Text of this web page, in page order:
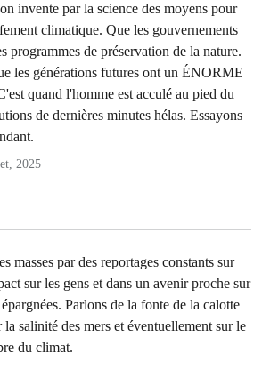
invente par la science des moyens pour
climatique. Que les gouvernements
programmes de préservation de la nature.
les générations futures ont un ÉNORME
quand l'homme est acculé au pied du
de dernières minutes hélas. Essayons
2025
masses par des reportages constants sur
sur les gens et dans un avenir proche sur
Parlons de la fonte de la calotte
salinité des mers et éventuellement sur le
du climat.